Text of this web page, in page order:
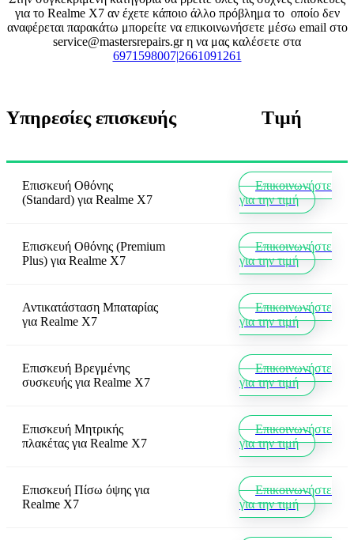
για το Realme X7 αν έχετε κάποιο άλλο πρόβλημα το οποίο δεν
αναφέρεται παρακάτω μπορείτε να επικοινωνήσετε μέσω email στο
service@mastersrepairs.gr η να μας καλέσετε στα
6971598007|2661091261
Υπηρεσίες επισκευής Τιμή
Επισκευή Οθόνης
(Standard) για Realme X7
Επικοινωνήστε
για την τιμή
Επισκευή Οθόνης (Premium
Plus) για Realme X7
Επικοινωνήστε
για την τιμή
Αντικατάσταση Μπαταρίας
για Realme X7
Επικοινωνήστε
για την τιμή
Επισκευή Βρεγμένης
συσκευής για Realme X7
Επικοινωνήστε
για την τιμή
Επισκευή Μητρικής
πλακέτας για Realme X7
Επικοινωνήστε
για την τιμή
Επισκευή Πίσω όψης για
Realme X7
Επικοινωνήστε
για την τιμή